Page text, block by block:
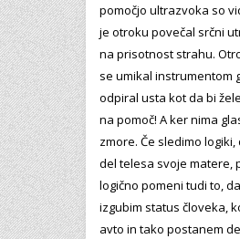
pomočjo ultrazvoka so
je otroku povečal srčni
na prisotnost strahu.
se umikal instrumentom
odpiral usta kot da bi
na pomoč! A ker nima
zmore. Če sledimo
del telesa svoje matere,
logično pomeni tudi to,
izgubim status človeka,
avto in tako postanem